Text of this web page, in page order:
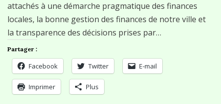
attachés à une démarche pragmatique des finances
locales, la bonne gestion des finances de notre ville et
la transparence des décisions prises par…
Partager :
Facebook Twitter E-mail
Imprimer Plus